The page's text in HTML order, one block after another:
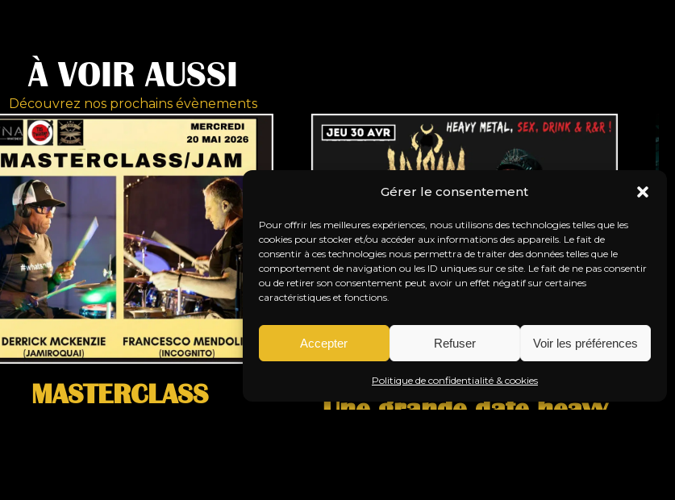
Gérer le consentement
Pour offrir les meilleures expériences, nous utilisons des technologies telles que les
cookies pour stocker et/ou accéder aux informations des appareils. Le fait de
consentir à ces technologies nous permettra de traiter des données telles que le
comportement de navigation ou les ID uniques sur ce site. Le fait de ne pas consentir
ou de retirer son consentement peut avoir un effet négatif sur certaines
caractéristiques et fonctions.
Accepter Refuser Voir les préférences
Politique de confidentialité & cookies
À VOIR AUSSI
Découvrez nos prochains évènements
MASTERCLASS
Une grande date heavy